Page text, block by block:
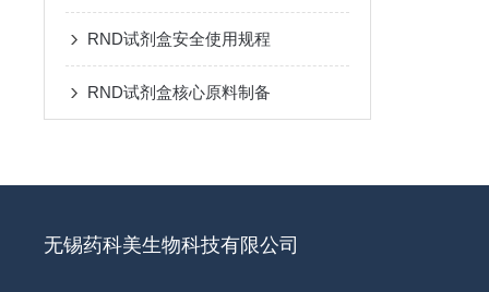
RND试剂盒安全使用规程
RND试剂盒核心原料制备
无锡药科美生物科技有限公司